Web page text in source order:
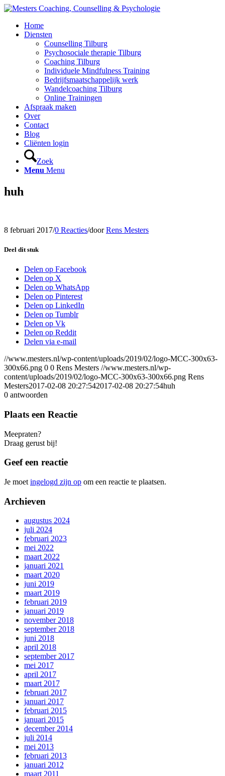
Home
Diensten
Counselling Tilburg
Psychosociale therapie Tilburg
Coaching Tilburg
Individuele Mindfulness Training
Bedrijfsmaatschappelijk werk
Wandelcoaching Tilburg
Online Trainingen
Afspraak maken
Over
Contact
Blog
Cliënten login
Zoek
Menu Menu
huh
8 februari 2017/0 Reacties/doorRens Mesters
Deel dit stuk
Delen op Facebook
Delen op X
Delen op WhatsApp
Delen op Pinterest
Delen op LinkedIn
Delen op Tumblr
Delen op Vk
Delen op Reddit
Delen via e-mail
//www.mesters.nl/wp-content/uploads/2019/02/logo-MCC-300x63-
300x66.png 0 0 Rens Mesters //www.mesters.nl/wp-
content/uploads/2019/02/logo-MCC-300x63-300x66.png Rens
Mesters2017-02-08 20:27:542017-02-08 20:27:54huh
0 antwoorden
Plaats een Reactie
Meepraten?
Draag gerust bij!
Geef een reactie
Je moet ingelogd zijn op om een reactie te plaatsen.
Archieven
augustus 2024
juli 2024
februari 2023
mei 2022
maart 2022
januari 2021
maart 2020
juni 2019
maart 2019
februari 2019
januari 2019
november 2018
september 2018
juni 2018
april 2018
september 2017
mei 2017
april 2017
maart 2017
februari 2017
januari 2017
februari 2015
januari 2015
december 2014
juli 2014
mei 2013
februari 2013
januari 2012
maart 2011